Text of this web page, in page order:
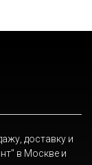
доставку и
в Москве и